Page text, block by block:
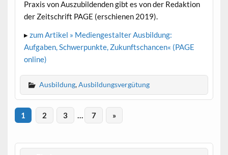
Praxis von Auszubildenden gibt es von der Redaktion
der Zeitschrift PAGE (erschienen 2019).
▸zum Artikel » Mediengestalter Ausbildung:
Aufgaben, Schwerpunkte, Zukunftschancen« (PAGE
online)
Ausbildung,Ausbildungsvergütung
1 2 3 … 7 »